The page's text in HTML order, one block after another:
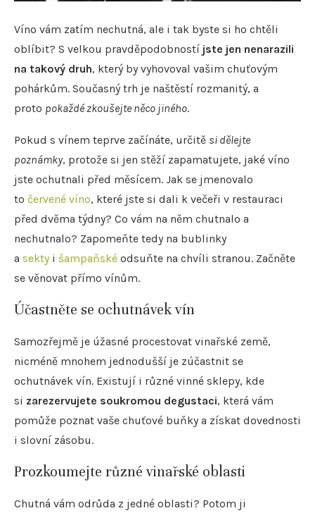
Víno vám zatím nechutná, ale i tak byste si ho chtěli
oblíbit? S velkou pravděpodobností jste jen nenarazili
na takový druh, který by vyhovoval vašim chuťovým
pohárkům. Současný trh je naštěstí rozmanitý, a
proto pokaždé zkoušejte něco jiného.
Pokud s vínem teprve začínáte, určitě si dělejte
poznámky, protože si jen stěží zapamatujete, jaké víno
jste ochutnali před měsícem. Jak se jmenovalo
to červené víno, které jste si dali k večeři v restauraci
před dvěma týdny? Co vám na něm chutnalo a
nechutnalo? Zapomeňte tedy na bublinky
a sektyi šampaňské odsuňte na chvíli stranou. Začněte
se věnovat přímo vínům.
Účastněte se ochutnávek vín
Samozřejmě je úžasné procestovat vinařské země,
nicméně mnohem jednodušší je zúčastnit se
ochutnávek vín. Existují i různé vinné sklepy, kde
si zarezervujete soukromou degustaci, která vám
pomůže poznat vaše chuťové buňky a získat dovednosti
i slovní zásobu.
Prozkoumejte různé vinařské oblasti
Chutná vám odrůda z jedné oblasti? Potom ji